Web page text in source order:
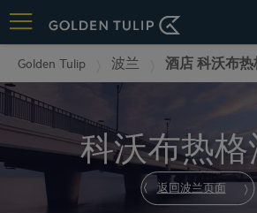
Golden Tulip 波兰 酒店 科沃布热
科沃布热
返回波兰页面